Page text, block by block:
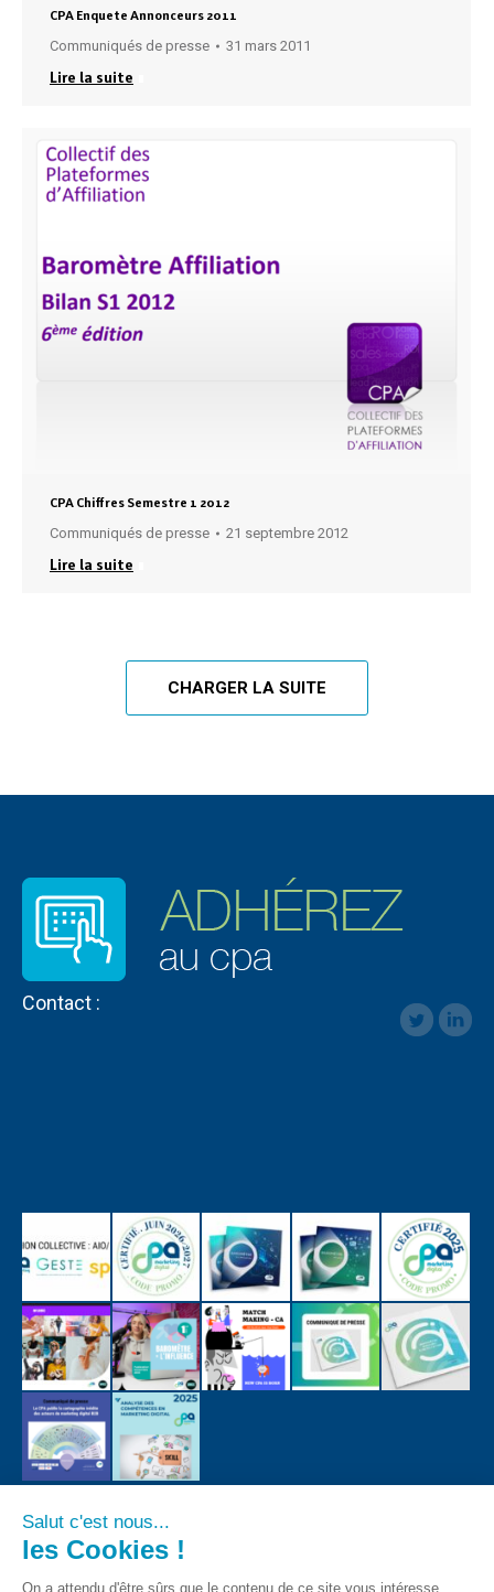
CPA Enquete Annonceurs 2011
Communiqués de presse 31 mars 2011
Lire la suite
CPA Chiffres Semestre 1 2012
Communiqués de presse 21 septembre 2012
Lire la suite
CHARGER LA SUITE
Contact :
Salut c'est nous...
les Cookies !
On a attendu d'être sûrs que le contenu de ce site vous intéresse